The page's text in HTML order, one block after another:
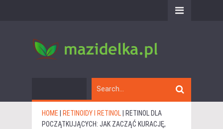
HOME RETINOIDY I RETINOL
RETINOL DLA
POCZĄTKUJĄCYCH: JAK ZACZĄĆ KURACJĘ,